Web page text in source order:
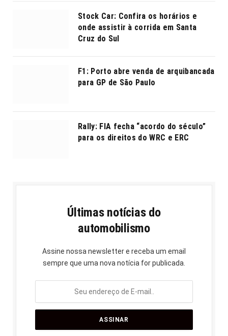
Stock Car: Confira os horários e
onde assistir à corrida em Santa
Cruz do Sul
F1: Porto abre venda de arquibancada
para GP de São Paulo
Rally: FIA fecha “acordo do século”
para os direitos do WRC e ERC
Últimas notícias do
automobilismo
Assine nossa newsletter e receba um email
sempre que uma nova notícia for publicada.